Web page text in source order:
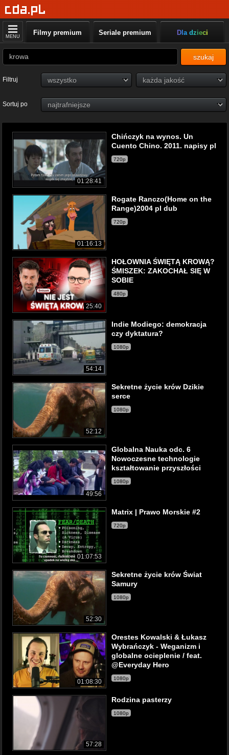
MENU Filmy premium Seriale premium Dla dzieci
szukaj
Filtruj
Sortuj po
01:28:41
Chińczyk na wynos. Un
Cuento Chino. 2011. napisy pl
720p
01:16:13
Rogate Ranczo(Home on the
Range)2004 pl dub
720p
25:40
HOŁOWNIA ŚWIĘTĄ KROWĄ?
ŚMISZEK: ZAKOCHAŁ SIĘ W
SOBIE
480p
54:14
Indie Modiego: demokracja
czy dyktatura?
1080p
52:12
Sekretne życie krów Dzikie
serce
1080p
49:56
Globalna Nauka odc. 6
Nowoczesne technologie
kształtowanie przyszłości
1080p
01:07:53
Matrix | Prawo Morskie #2
720p
52:30
Sekretne życie krów Świat
Samury
1080p
01:08:30
Orestes Kowalski & Łukasz
Wybrańczyk - Weganizm i
globalne ocieplenie / feat.
@Everyday Hero
1080p
57:28
Rodzina pasterzy
1080p